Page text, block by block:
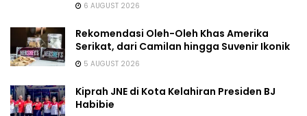
6 AUGUST 2026
Rekomendasi Oleh-Oleh Khas Amerika
Serikat, dari Camilan hingga Suvenir Ikonik
5 AUGUST 2026
Kiprah JNE di Kota Kelahiran Presiden BJ
Habibie